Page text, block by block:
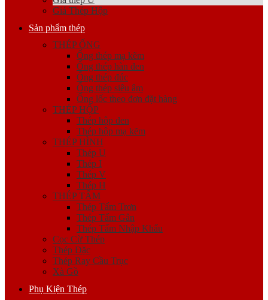
Giá Thép Hộp
Sản phẩm thép
THÉP ỐNG
Ống thép mạ kẽm
Ống thép hàn đen
Ống thép đúc
Ống thép siêu âm
Ống lốc theo đơn đặt hàng
THÉP HỘP
Thép hộp đen
Thép hộp mạ kẽm
THÉP HÌNH
Thép U
Thép I
Thép V
Thép H
THÉP TẤM
Thép Tấm Trơn
Thép Tấm Gân
Thép Tấm Nhập Khẩu
Cọc Cừ Thép
Thép Đặc
Thép Ray Cầu Trục
Xà Gồ
Phụ Kiện Thép